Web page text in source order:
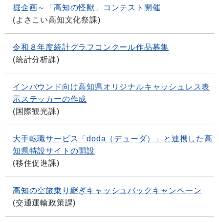
掘企画～「高知の怪獣」コンテスト開催
(よさこい高知文化祭課)
令和８年度統計グラフコンクール作品募集
(統計分析課)
インバウンド向け高知県オリジナルキャッシュレス表
示ステッカーの作成
(国際観光課)
大手転職サービス「doda（デューダ）」と連携した高
知県特設サイトの開設
(移住促進課)
高知の空旅乗り継ぎキャッシュバックキャンペーン
(交通運輸政策課)